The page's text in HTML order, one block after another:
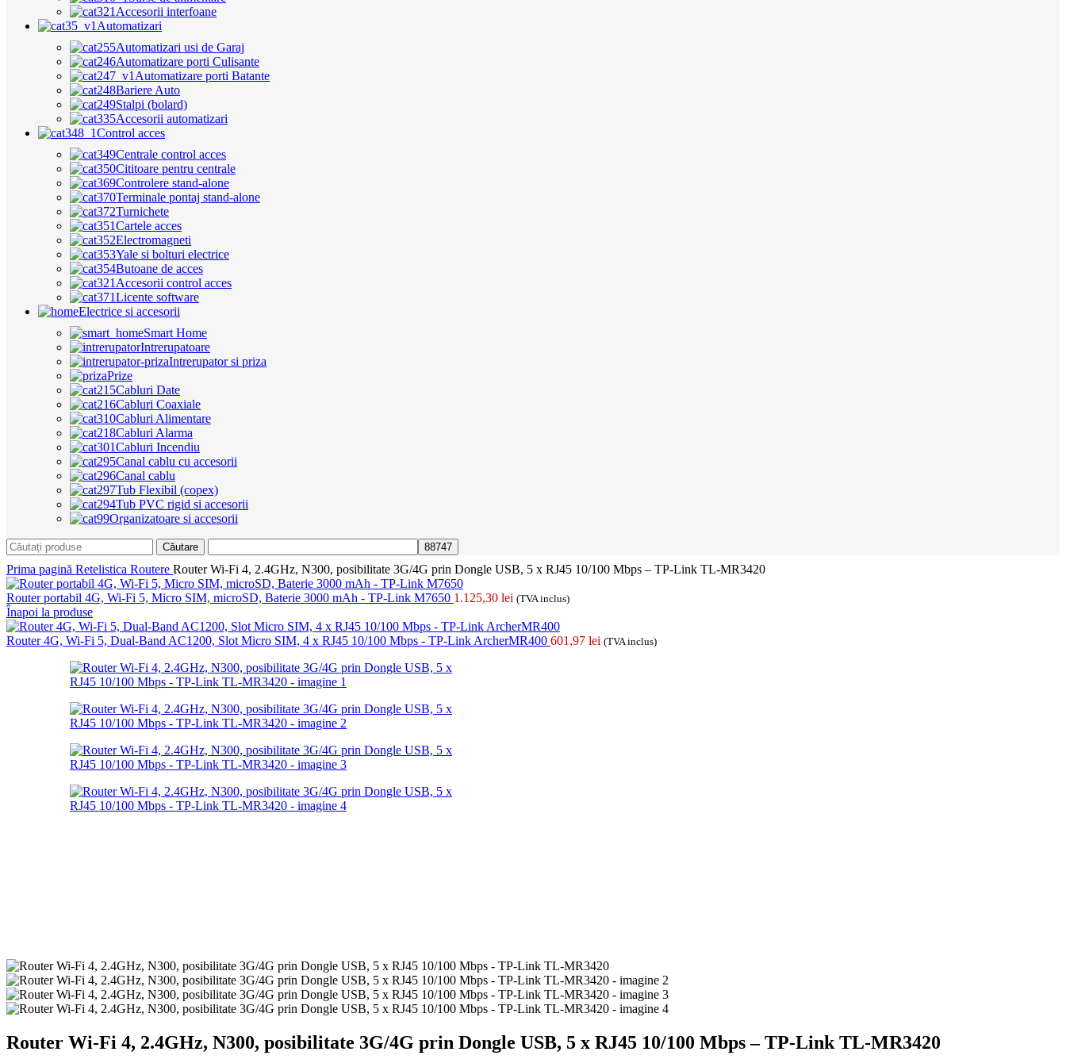
Accesorii interfoane
Automatizari
Automatizari usi de Garaj
Automatizare porti Culisante
Automatizare porti Batante
Bariere Auto
Stalpi (bolard)
Accesorii automatizari
Control acces
Centrale control acces
Cititoare pentru centrale
Controlere stand-alone
Terminale pontaj stand-alone
Turnichete
Cartele acces
Electromagneti
Yale si bolturi electrice
Butoane de acces
Accesorii control acces
Licente software
Electrice si accesorii
Smart Home
Intrerupatoare
Intrerupator si priza
Prize
Cabluri Date
Cabluri Coaxiale
Cabluri Alimentare
Cabluri Alarma
Cabluri Incendiu
Canal cablu cu accesorii
Canal cablu
Tub Flexibil (copex)
Tub PVC rigid si accesorii
Organizatoare si accesorii
Căutare
Prima pagină Retelistica Routere Router Wi-Fi 4, 2.4GHz, N300, posibilitate 3G/4G prin Dongle USB, 5 x RJ45 10/100 Mbps – TP-Link TL-MR3420
Router portabil 4G, Wi-Fi 5, Micro SIM, microSD, Baterie 3000 mAh - TP-Link M7650 1.125,30 lei (TVA inclus)
Înapoi la produse
Router 4G, Wi-Fi 5, Dual-Band AC1200, Slot Micro SIM, 4 x RJ45 10/100 Mbps - TP-Link ArcherMR400 601,97 lei (TVA inclus)
Router Wi-Fi 4, 2.4GHz, N300, posibilitate 3G/4G prin Dongle USB, 5 x RJ45 10/100 Mbps – TP-Link TL-MR3420